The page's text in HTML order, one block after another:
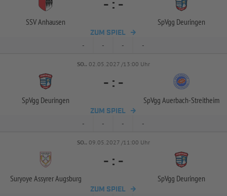
SSV Anhausen
- : -
SpVgg Deuringen
ZUM SPIEL
- - - -
SO.. 02.05.2027 /13:00 Uhr
SpVgg Deuringen
- : -
SpVgg Auerbach-Streitheim
ZUM SPIEL
- - - -
SO.. 09.05.2027 /11:00 Uhr
Suryoye Assyrer Augsburg
- : -
SpVgg Deuringen
ZUM SPIEL